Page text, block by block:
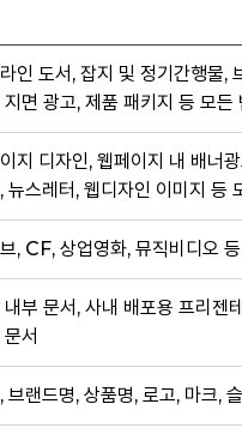
인 도서, 잡지 및 정기간행물,
지면 광고, 제품 패키지 등 모든
지 디자인, 웹페이지 내 배너
뉴스레터, 웹디자인 이미지 등
, CF, 상업영화, 뮤직비디오
내부 문서, 사내 배포용 프리젠
서
브랜드명, 상품명, 로고, 마크,